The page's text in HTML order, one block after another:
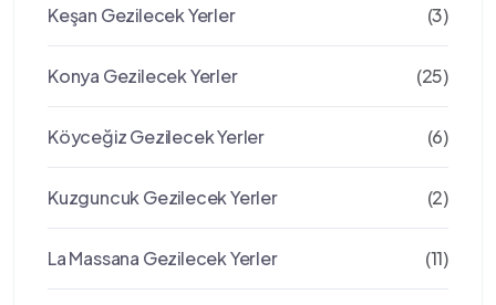
Keşan Gezilecek Yerler (3)
Konya Gezilecek Yerler (25)
Köyceğiz Gezilecek Yerler (6)
Kuzguncuk Gezilecek Yerler (2)
La Massana Gezilecek Yerler (11)